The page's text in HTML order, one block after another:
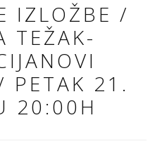
IZLOŽBE /
TEŽAK-
PETAK 21.
20:00H